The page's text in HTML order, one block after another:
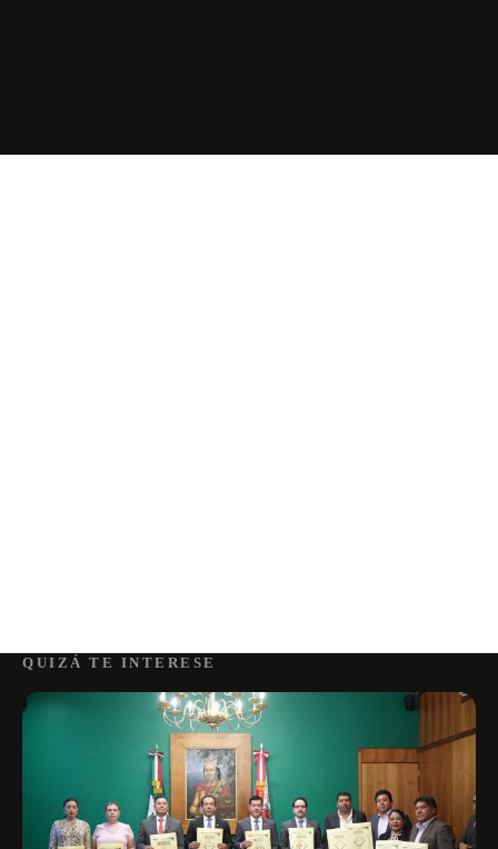
QUIZÁ TE INTERESE